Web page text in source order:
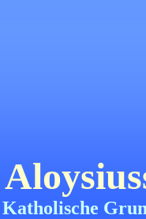
Katholische